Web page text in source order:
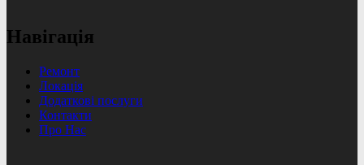
Навігація
Ремонт
Локація
Додаткові послуги
Контакти
Про Нас